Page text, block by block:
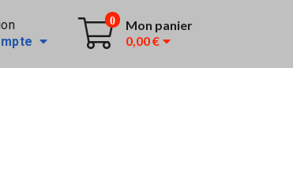
0
Mon panier
0,00 €